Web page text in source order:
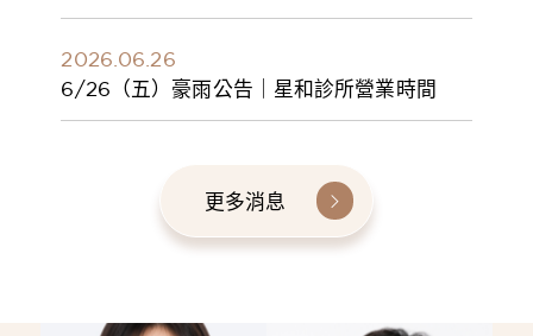
學人才新標準 建構健康美學產學共育模式 串
2026.06.26
6/26（五）豪雨公告｜星和診所營業時間
更多消息